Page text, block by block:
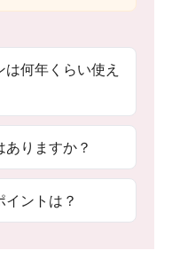
何年くらい使え
りますか？
ントは？